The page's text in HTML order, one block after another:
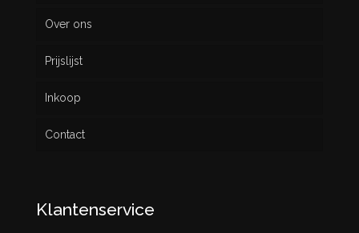
Over ons
Prijslijst
Inkoop
Contact
Klantenservice